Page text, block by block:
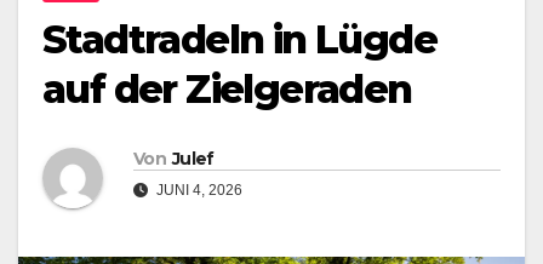
Stadtradeln in Lügde
auf der Zielgeraden
Von Julef
JUNI 4, 2026